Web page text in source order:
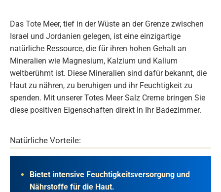
Das Tote Meer, tief in der Wüste an der Grenze zwischen
Israel und Jordanien gelegen, ist eine einzigartige
natürliche Ressource, die für ihren hohen Gehalt an
Mineralien wie Magnesium, Kalzium und Kalium
weltberühmt ist. Diese Mineralien sind dafür bekannt, die
Haut zu nähren, zu beruhigen und ihr Feuchtigkeit zu
spenden. Mit unserer Totes Meer Salz Creme bringen Sie
diese positiven Eigenschaften direkt in Ihr Badezimmer.
Natürliche Vorteile:
Bietet intensive Feuchtigkeitsversorgung und
Nährstoffe für die Haut.